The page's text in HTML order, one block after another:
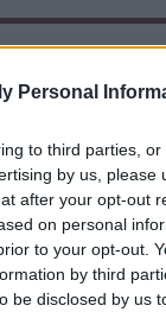
Personal
to third parties,
by us, please
after your opt-out
on personal
to your opt-out.
by third
be disclosed by us